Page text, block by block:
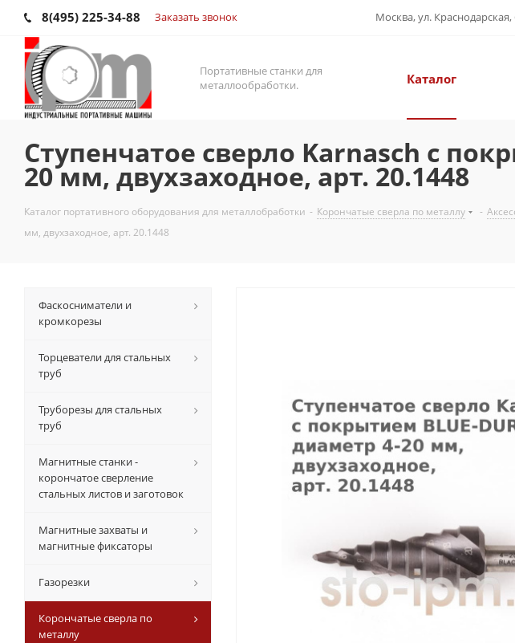
8(495) 225-34-88 Заказать звонок Москва, ул. Краснодарская,
Портативные станки для
металлообработки.
Каталог
Ступенчатое сверло Karnasch с
20 мм, двухзаходное, арт. 20.1448
Каталог портативного оборудования для металлобработки - Корончатые сверла по металлу -
мм, двухзаходное, арт. 20.1448
Фаскосниматели и
кромкорезы
Торцеватели для стальных
труб
Труборезы для стальных
труб
Магнитные станки -
корончатое сверление
стальных листов и заготовок
Магнитные захваты и
магнитные фиксаторы
Газорезки
Корончатые сверла по
металлу